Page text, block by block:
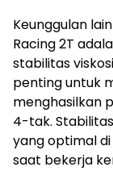
Keunggulan
Racing 2T
stabilitas
penting untuk
menghasilkan
4-tak.
yang optimal
saat bekerja